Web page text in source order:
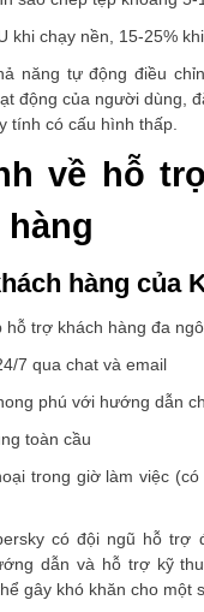
khi chạy nền, 15-25%
năng tự động điều
động của người dùng,
tính có cấu hình thấp.
về hỗ
hàng của
hỗ trợ khách hàng đa
7 qua chat và email
phú với hướng dẫn
toàn cầu
trong giờ làm việc
có đội ngũ hỗ trợ
dẫn và hỗ trợ kỹ
gây khó khăn cho một